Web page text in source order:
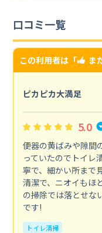
口コミ一覧
この利用者は「 ま
ピカピカ大満足
5.0
便器の黄ばみや隙間
っていたのでトイレ
寧で、細かい所まで
清潔で、ニオイもほ
の掃除では落とせな
です!
トイレ清掃